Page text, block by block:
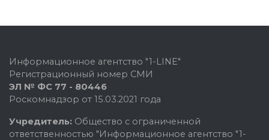
Информационное агентство "1-LINE"
Регистрационный номер СМИ
ЭЛ № ФС 77 - 80446
Роскомнадзор от 15.03.2021 года
Учредитель: Общество с ограниченной
ответственностью "Информационное агентство "1-